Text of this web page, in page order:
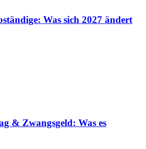
Was sich 2027 ändert
& Zwangsgeld: Was es